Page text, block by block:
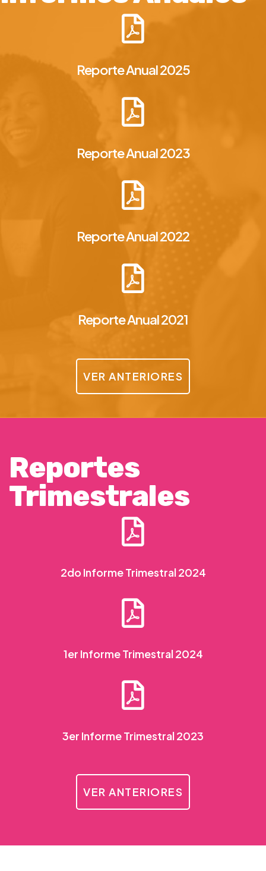
Reporte Anual 2025
Reporte Anual 2023
Reporte Anual 2022
Reporte Anual 2021
VER ANTERIORES
Reportes
Trimestrales
2do Informe Trimestral 2024
1er Informe Trimestral 2024
3er Informe Trimestral 2023
VER ANTERIORES